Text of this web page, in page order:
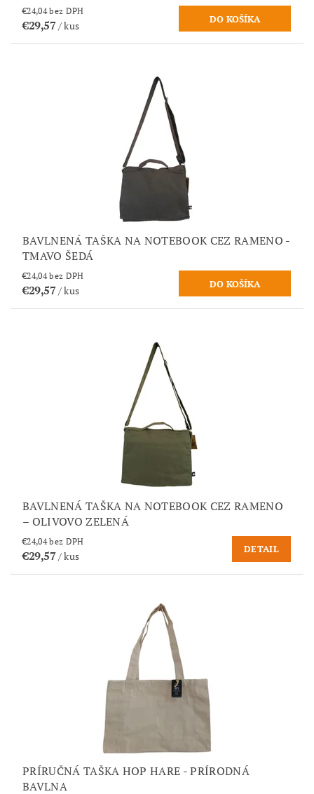
€24,04 bez DPH
€29,57/ kus
BAVLNENÁ TAŠKA NA NOTEBOOK CEZ RAMENO -
TMAVO ŠEDÁ
€24,04 bez DPH
€29,57/ kus
BAVLNENÁ TAŠKA NA NOTEBOOK CEZ RAMENO
– OLIVOVO ZELENÁ
€24,04 bez DPH
€29,57/ kus
DETAIL
PRÍRUČNÁ TAŠKA HOP HARE - PRÍRODNÁ
BAVLNA